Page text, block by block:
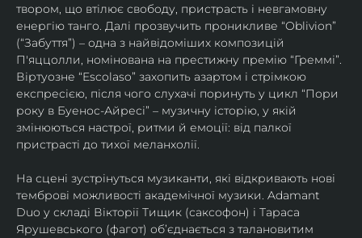
твором, що втілює свободу, пристрасть і невгамовну
енергію танго. Далі прозвучить проникливе “Oblivion”
(“Забуття”) – одна з найвідоміших композицій
П'яццолли, номінована на престижну премію “Греммі”.
Віртуозне “Escolaso” захопить азартом і стрімкою
експресією, після чого слухачі поринуть у цикл “Пори
року в Буенос-Айресі” – музичну історію, у якій
змінюються настрої, ритми й емоції: від палкої
пристрасті до тихої меланхолії.
На сцені зустрінуться музиканти, які відкривають нові
темброві можливості академічної музики. Adamant
Duo у складі Вікторії Тищик (саксофон) і Тараса
Ярушевського (фагот) об’єднається з талановитим